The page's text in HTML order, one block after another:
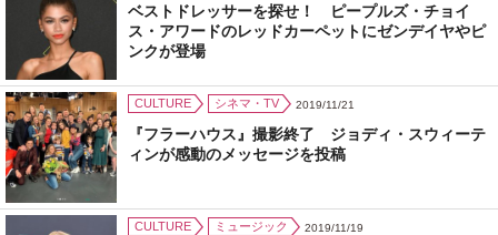
ベストドレッサーを探せ！ ピープルズ・チョイ
ス・アワードのレッドカーペットにゼンデイヤやピ
ンクが登場
CULTURE シネマ・TV 2019/11/21
『フラーハウス』撮影終了 ジョディ・スウィーテ
ィンが感動のメッセージを投稿
CULTURE ミュージック 2019/11/19